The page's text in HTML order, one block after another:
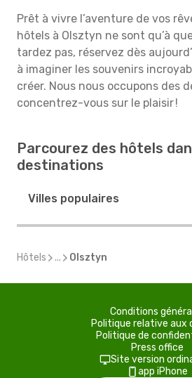
Prêt à vivre l’aventure de vos
hôtels à Olsztyn ne sont qu’à
tardez pas, réservez dès
à imaginer les souvenirs
créer. Nous nous occupons des
concentrez-vous sur le plaisir !
Parcourez des hôtels
destinations
Villes populaires
Hôtels ... Olsztyn
Conditions
Politique relative aux
Politique de
Press office
Site version
app iPhone